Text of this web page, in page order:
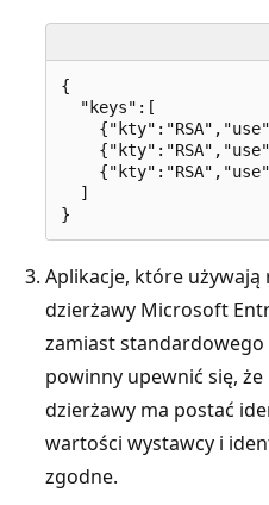
{
  "keys":[
  ]
Aplikacje, które
dzierżawy Microsoft
zamiast standardowego
powinny upewnić się,
dzierżawy ma postać
wartości wystawcy i
zgodne.